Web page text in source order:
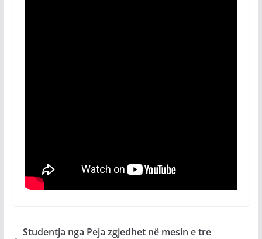
Studentja nga Peja zgjedhet në mesin e tre